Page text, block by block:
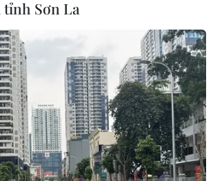
TẤN XÃ VIỆT NAM
TIẾN DUẨN
NGUYỄN THỊ TÁM, KHÚC THANH
Quy định sử dụng
Sơn La